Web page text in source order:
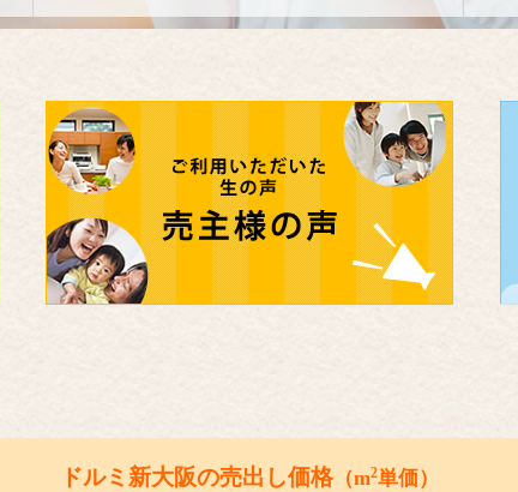
ドルミ新大阪の売出し価格（m2単価）